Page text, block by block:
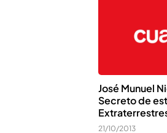
José Munuel
Secreto de
21/10/2013